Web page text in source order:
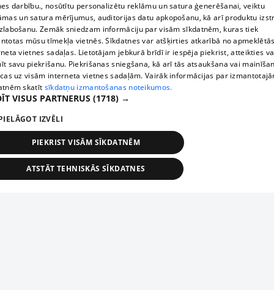
darbību., nosūtītu personalizētu reklāmu un satura ģenerēšanai, veiktu
un satura mērījumus, auditorijas datu apkopošanu, kā arī produktu
Zemāk sniedzam informāciju par visām sīkdatnēm, kuras tiek
mūsu tīmekļa vietnēs. Sīkdatnes var atšķirties atkarībā no
vietnes sadaļas. Lietotājam jebkurā brīdī ir iespēja piekrist, atteikties
savu piekrišanu. Piekrišanas sniegšana, kā arī tās atsaukšana vai
uz visām interneta vietnes sadaļām. Vairāk informācijas par
skatīt sīkdatņu izmantošanas noteikumos.
VISUS PARTNERUS (1718) →
IZVĒLI
PIEKRIST VISĀM SĪKDATNĒM
ATSTĀT TEHNISKĀS SĪKDATNES